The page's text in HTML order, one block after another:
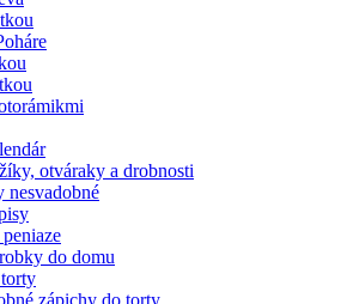
otváraky a drobnosti
nesvadobné
do domu
zápichy do torty